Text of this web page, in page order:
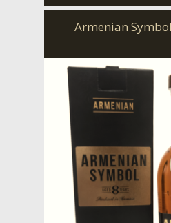
Armenian